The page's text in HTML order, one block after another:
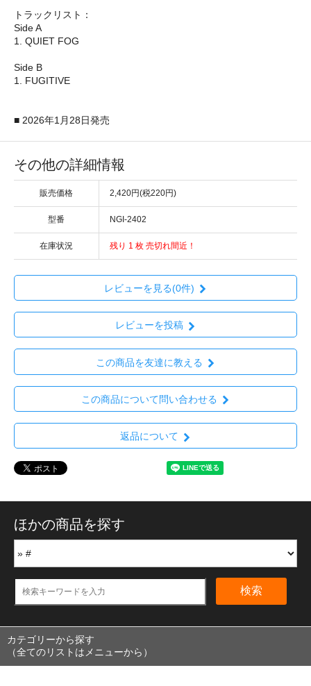
トラックリスト：
Side A
1. QUIET FOG
Side B
1. FUGITIVE
■ 2026年1月28日発売
その他の詳細情報
販売価格 2,420円(税220円)
型番 NGI-2402
在庫状況 残り 1 枚 売切れ間近！
レビューを見る(0件)
レビューを投稿
この商品を友達に教える
この商品について問い合わせる
返品について
ほかの商品を探す
検索
カテゴリーから探す
（全てのリストはメニューから）